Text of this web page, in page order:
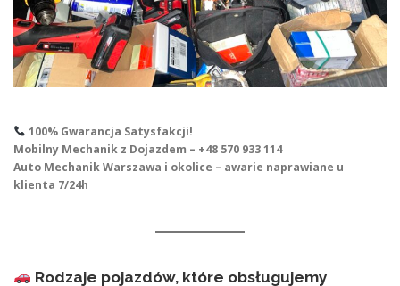
100% Gwarancja Satysfakcji!
Mobilny Mechanik z Dojazdem – +48 570 933 114
Auto Mechanik Warszawa i okolice – awarie naprawiane u
klienta 7/24h
Rodzaje pojazdów, które obsługujemy